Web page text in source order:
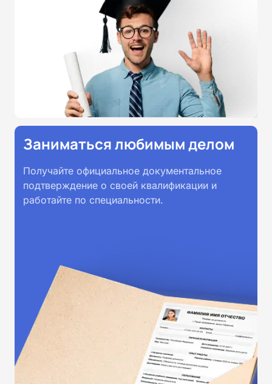
Заниматься любимым делом
Получайте официальное документальное
подтверждение о своей квалификации и
работайте по специальности.